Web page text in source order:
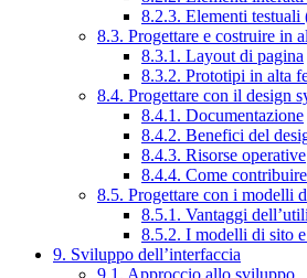
8.2.3. Elementi testuali
8.3. Progettare e costruire in
8.3.1. Layout di pagina
8.3.2. Prototipi in alta
8.4. Progettare con il design
8.4.1. Documentazione
8.4.2. Benefici del
8.4.3. Risorse operative
8.4.4. Come
8.5. Progettare con i modelli
8.5.1. Vantaggi
8.5.2. I modelli di sito
9. Sviluppo dell’interfaccia
9.1. Approccio allo sviluppo